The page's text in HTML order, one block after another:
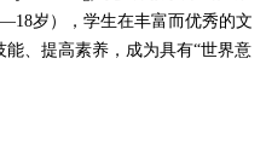
岁），学生在丰富而优秀的文
、提高素养，成为具有“世界意